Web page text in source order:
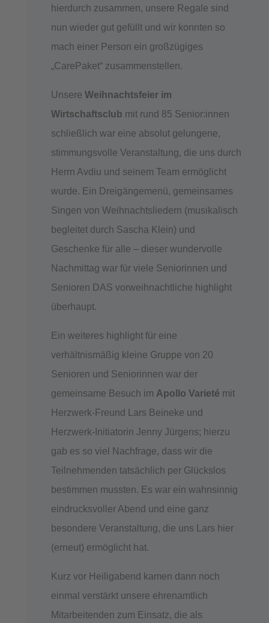
hierdurch zusammen, unsere Regale sind
nun wieder gut gefüllt und wir konnten so
mach einer Person ein großzügiges
„CarePaket“ zusammenstellen.
Unsere Weihnachtsfeier im
Wirtschaftsclub mit rund 85 Senior:innen
schließlich war eine absolut gelungene,
stimmungsvolle Veranstaltung, die uns durch
Herrn Avdiu und seinem Team ermöglicht
wurde. Ein Dreigängemenü, gemeinsames
Singen von Weihnachtsliedern (musikalisch
begleitet durch Sascha Klein) und
Geschenke für alle – dieser wundervolle
Nachmittag war für viele Seniorinnen und
Senioren DAS vorweihnachtliche highlight
überhaupt.
Ein weiteres highlight für eine
verhältnismäßig kleine Gruppe von 20
Senioren und Seniorinnen war der
gemeinsame Besuch im Apollo Varieté mit
Herzwerk-Freund Lars Beineke und
Herzwerk-Initiatorin Jenny Jürgens; hierzu
gab es so viel Nachfrage, dass wir die
Teilnehmenden tatsächlich per Glückslos
bestimmen mussten. Es war ein wahnsinnig
eindrucksvoller Abend und eine ganz
besondere Veranstaltung, die uns Lars hier
(erneut) ermöglicht hat.
Kurz vor Heiligabend kamen dann noch
einmal verstärkt unsere ehrenamtlich
Mitarbeitenden zum Einsatz, die als